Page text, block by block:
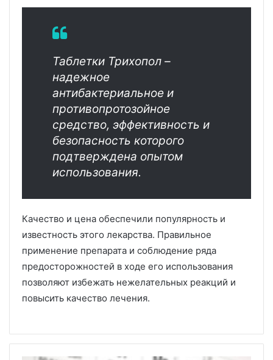
Таблетки Трихопол –
надежное
антибактериальное и
противопротозойное
средство, эффективность и
безопасность которого
подтверждена опытом
использования.
Качество и цена обеспечили популярность и
известность этого лекарства. Правильное
применение препарата и соблюдение ряда
предосторожностей в ходе его использования
позволяют избежать нежелательных реакций и
повысить качество лечения.